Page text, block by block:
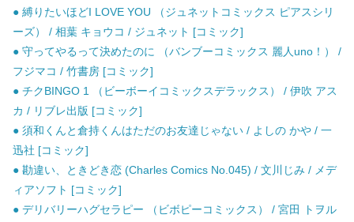
● 縛りたいほどI LOVE YOU （ジュネットコミックス ピアスシリ
ーズ） / 相葉 キョウコ / ジュネット [コミック]
● 守ってやるって決めたのに （バンブーコミックス 麗人uno！） /
フジマコ / 竹書房 [コミック]
● チクBINGO 1 （ビーボーイコミックスデラックス） / 伊吹 アス
カ / リブレ出版 [コミック]
● 須和くんと倉持くんはただのお友達じゃない / よしの かや / 一
迅社 [コミック]
● 勘違い、ときどき恋 (Charles Comics No.045) / 文川じみ / メデ
ィアソフト [コミック]
● デリバリーハグセラピー （ビボピーコミックス） / 宮田 トヲル